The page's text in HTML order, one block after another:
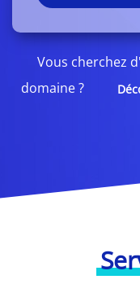
Vous cherchez
domaine ?